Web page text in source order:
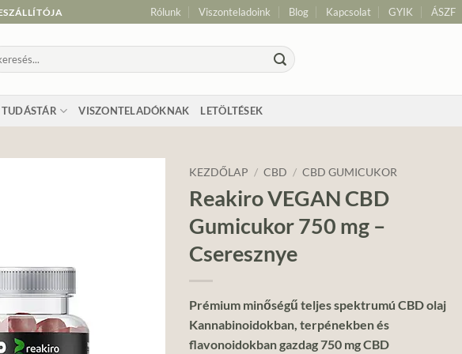
Rólunk Viszonteladoink Blog Kapcsolat GYIK ÁSZF
TUDÁSTÁR VISZONTELADÓKNAK LETÖLTÉSEK
KEZDŐLAP / CBD / CBD GUMICUKOR
Reakiro VEGAN CBD
Gumicukor 750 mg –
Cseresznye
Prémium minőségű teljes spektrumú CBD olaj
Kannabinoidokban, terpénekben és
flavonoidokban gazdag 750 mg CBD